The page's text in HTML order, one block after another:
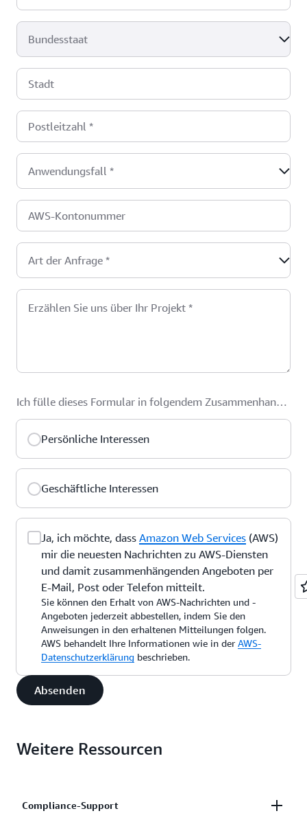
Bundesstaat
Stadt
Postleitzahl *
Anwendungsfall *
AWS-Kontonummer
Art der Anfrage *
Erzählen Sie uns über Ihr Projekt *
Ich fülle dieses Formular in folgendem Zusammenhang
aus:*Persönliche Interessen
Geschäftliche Interessen
Ja, ich möchte, dass Amazon Web Services (AWS)
mir die neuesten Nachrichten zu AWS-Diensten
und damit zusammenhängenden Angeboten per
E-Mail, Post oder Telefon mitteilt.
Sie können den Erhalt von AWS-Nachrichten und -
Angeboten jederzeit abbestellen, indem Sie den
Anweisungen in den erhaltenen Mitteilungen folgen.
AWS behandelt Ihre Informationen wie in der AWS-
Datenschutzerklärung beschrieben.
Absenden
Weitere Ressourcen
Compliance-Support